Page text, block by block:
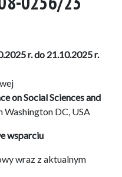
r. do 21.10.2025 r.
on Social Sciences and
DC, USA
wsparciu
wraz z aktualnym